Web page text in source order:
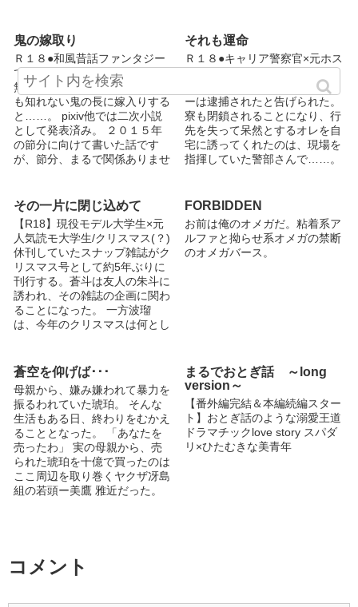
缶を片手に公園のブランコで発
狂。通りすがりの警察官に職務
質問を受けるハメに。 だ
が、警官は呆れながらも澄晴の
つまらない話に耳を傾けてくれ
る。そこには、彼の秘密と壮絶
な過去が関係していた。 本当
の幸せは、運命を全うする事な
のか、 それとも心惹かれる相
手と寄り添う事なのか。 ※作
ではありませんが、モブレを連
想させる描写があります。 ※
後半のみR18描写があります。
表紙はプロフ画像も描いてくだ
鬼の嫁取り
Ｒ１８●和風昔話ファンタジー
です。 従姉妹の身代わりに白
無垢を着て、幼馴染のカタキか
も知れない鬼の長に嫁入りする
と……。 pixiv他では二次小説
として発表済み。 ２０１５年
の節分に向けて書いた話です
が、節分、まるで関係ありませ
素材
【http://www.pixiv.net/member_
illust.php?
mode=medium&illust_id=48295
830】からお借りしました。あ
りがとうございました！
それも運命
Ｒ１８●キャリア警察官×元ホス
ト。 ある日出勤すると、警察
によって店が閉鎖され、オーナ
ーは逮捕されたと告げられた。
寮も閉鎖されることになり、行
先を失って呆然とするオレを自
宅に誘ってくれたのは、現場を
指揮していた警部さんで……。
サイト・Pexels様
【https://www.pexels.com/ja-
jp/】の素敵素材からお借りしま
した。ありがとうございまし
た！
その一片に閉じ込めて
【R18】現役モデル大学生×元
人気読モ大学生/クリスマス(？)
休刊していたスナップ雑誌がク
リスマス号として約5年ぶりに
刊行する。蒼斗は友人の朱斗に
誘われ、その雑誌の企画に関わ
ることになった。 一方波瑠
は、今年のクリスマスは何とし
画に参加することを条件にイブ
からクリスマス翌日まで丸々3
日間休みを得ることにした。
『その一枚に閉じ込めて』
http://blove.jp/novel/125452-
%E3%81%9D%E3%81%AE%E
4%B8%80%E6%9E%9A%E3%
81%AB%E9%96%89%E3%81
%98%E8%BE%BC%E3%82%8
1%E3%81%A6/ 『その一口に
81%AB%E9%96%89%E3%81
FORBIDDEN
お前は俺のオメガだ。粘着系ア
ルファと拗らせ系オメガの禁断
のオメガバース。
蒼空を仰げば･･･
母親から、嫌み嫌われて暴力を
振るわれていた琥珀。 そんな
生活もある日、終わりをむかえ
ることとなった。 「あなたを
売ったわ」 実の母親から、売
られた琥珀を十億で買ったのは
ここ周辺を取り巻くヤクザ冴島
組の若頭ー美鷹 雅近だった。
で琥珀と雅近の距離が縮まった
と思った先、またもや事件が発
まるでおとぎ話 ～long
version～
【番外編完結＆本編続編スター
ト】おとぎ話のような溺愛王道
ドラマチックlove story スパダ
リ×ひたむきな美青年
コメント